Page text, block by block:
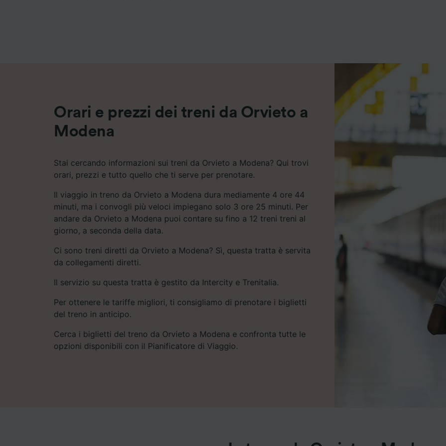
Orari e prezzi dei treni da Orvieto a
Modena
Stai cercando informazioni sui treni da Orvieto a Modena? Qui trovi
orari, prezzi e tutto quello che ti serve per prenotare.
Il viaggio in treno da Orvieto a Modena dura mediamente 4 ore 44
minuti, ma i convogli più veloci impiegano solo 3 ore 25 minuti. Per
andare da Orvieto a Modena puoi contare su fino a 12 treni treni al
giorno, a seconda della data.
Ci sono treni diretti da Orvieto a Modena? Sì, questa tratta è servita
da collegamenti diretti.
Il servizio su questa tratta è gestito da Intercity e Trenitalia.
Per ottenere le tariffe migliori, ti consigliamo di prenotare i biglietti
del treno in anticipo.
Cerca i biglietti del treno da Orvieto a Modena e confronta tutte le
opzioni disponibili con il Pianificatore di Viaggio.